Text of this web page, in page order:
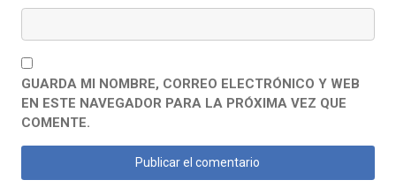
GUARDA MI NOMBRE, CORREO ELECTRÓNICO Y WEB
EN ESTE NAVEGADOR PARA LA PRÓXIMA VEZ QUE
COMENTE.